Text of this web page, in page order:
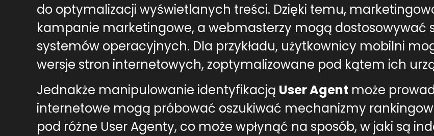
do optymalizacji wyświetlanych treści. Dzięki temu,
kampanie marketingowe, a webmasterzy mogą dostosowywać
systemów operacyjnych. Dla przykładu, użytkownicy mobilni
wersje stron internetowych, zoptymalizowane pod kątem ich
Jednakże manipulowanie identyfikacją User Agent może
internetowe mogą próbować oszukiwać mechanizmy
pod różne User Agenty, co może wpłynąć na sposób, w jaki są